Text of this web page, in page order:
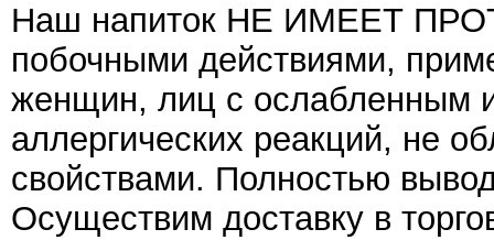
Наш напиток НЕ ИМЕЕТ
побочными действиями,
женщин, лиц с ослабленным
аллергических реакций, не
свойствами. Полностью
Осуществим доставку в